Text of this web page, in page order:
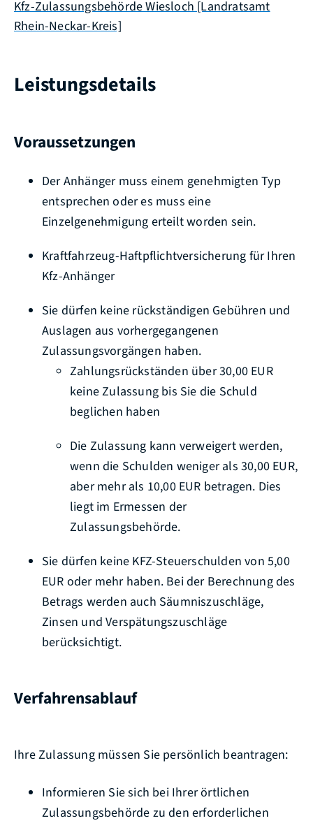
Kfz-Zulassungsbehörde Wiesloch [Landratsamt
Rhein-Neckar-Kreis]
Leistungsdetails
Voraussetzungen
Der Anhänger muss einem genehmigten Typ
entsprechen oder es muss eine
Einzelgenehmigung erteilt worden sein.
Kraftfahrzeug-Haftpflichtversicherung für Ihren
Kfz-Anhänger
Sie dürfen keine rückständigen Gebühren und
Auslagen aus vorhergegangenen
Zulassungsvorgängen haben.
Zahlungsrückständen über 30,00 EUR
keine Zulassung bis Sie die Schuld
beglichen haben
Die Zulassung kann verweigert werden,
wenn die Schulden weniger als 30,00 EUR,
aber mehr als 10,00 EUR betragen. Dies
liegt im Ermessen der
Zulassungsbehörde.
Sie dürfen keine KFZ-Steuerschulden von 5,00
EUR oder mehr haben. Bei der Berechnung des
Betrags werden auch Säumniszuschläge,
Zinsen und Verspätungszuschläge
berücksichtigt.
Verfahrensablauf
Ihre Zulassung müssen Sie persönlich beantragen:
Informieren Sie sich bei Ihrer örtlichen
Zulassungsbehörde zu den erforderlichen